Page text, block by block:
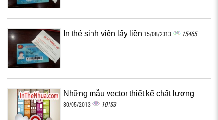
In thẻ sinh viên lấy liền 15/08/2013 15465
Những mẫu vector thiết kế chất lượng
30/05/2013 10153